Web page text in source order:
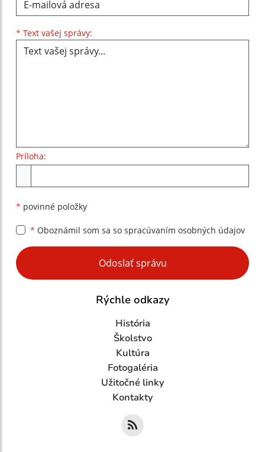
* Text vašej správy:
Príloha:
* povinné položky
* Oboznámil som sa so spracúvaním osobných údajov
Google reCaptcha Response
Odoslať správu
Rýchle odkazy
História
Školstvo
Kultúra
Fotogaléria
Užitočné linky
Kontakty